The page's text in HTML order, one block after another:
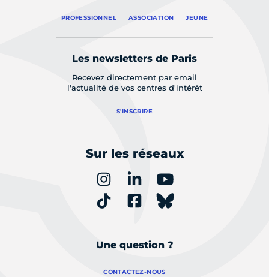
PROFESSIONNEL ASSOCIATION JEUNE
Les newsletters de Paris
Recevez directement par email
l'actualité de vos centres d'intérêt
S'INSCRIRE
Sur les réseaux
Une question ?
CONTACTEZ-NOUS